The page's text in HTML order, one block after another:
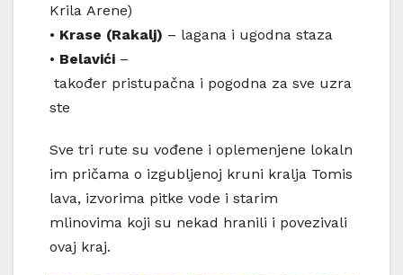
Krila Arene)
• Krase (Rakalj) – lagana i ugodna staza
• Belavići –
također pristupačna i pogodna za sve uzra
ste
Sve tri rute su vođene i oplemenjene lokaln
im pričama o izgubljenoj kruni kralja Tomis
lava, izvorima pitke vode i starim
mlinovima koji su nekad hranili i povezivali
ovaj kraj.